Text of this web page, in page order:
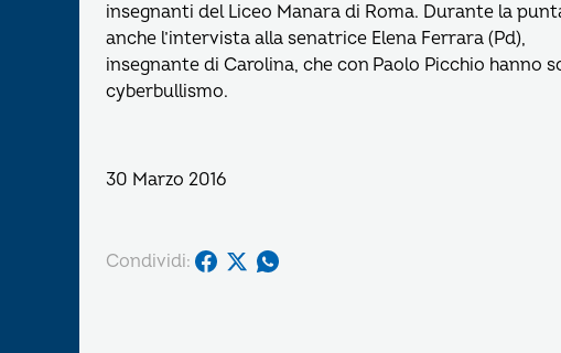
insegnanti del Liceo Manara di Roma. Durante la
anche l’intervista alla senatrice Elena Ferrara (Pd),
insegnante di Carolina, che con Paolo Picchio
cyberbullismo.
30 Marzo 2016
Condividi: